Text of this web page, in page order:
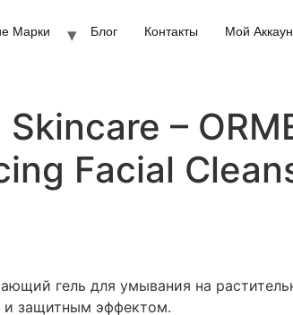
Марки Блог Контакты Мой
–
Facial
гель для умывания на
защитным эффектом.